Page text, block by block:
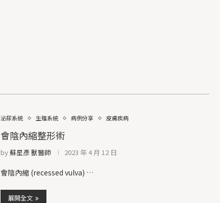
泌尿系統 生殖系統 病例分享 皮膚疾病
會陰內縮整形術
by蘇星彥 獸醫師 2023 年 4 月 12 日
會陰內縮 (recessed vulva) …
展開全文